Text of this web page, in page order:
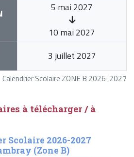
Calendrier Scolaire ZONE B 2026-2027
5 mai 2027
10 mai 2027
3 juillet 2027
à télécharger / à
Scolaire 2026-2027
(Zone B)